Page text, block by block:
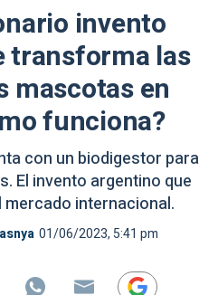
invento
transforma las
mascotas en
funciona?
con un biodigestor para
El invento argentino que
internacional.
01/06/2023, 5:41 pm